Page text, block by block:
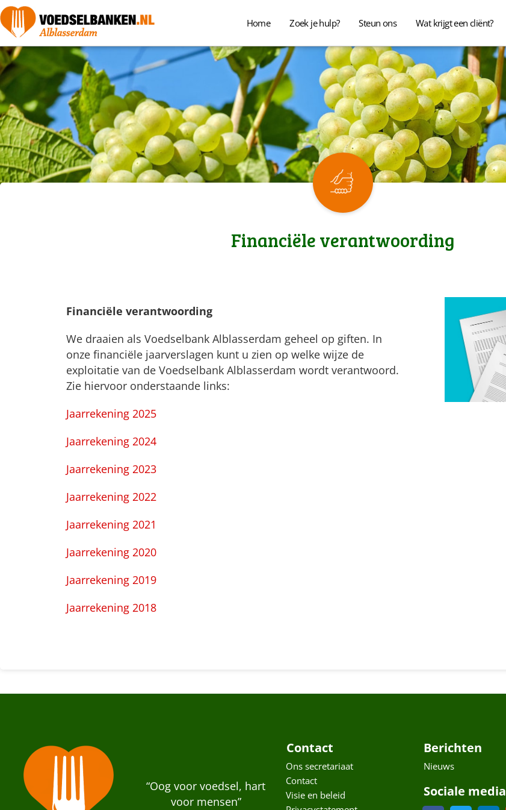
Home Zoek je hulp? Steun ons Wat krijgt een cliënt?
Financiële verantwoording
Financiële verantwoording
We draaien als Voedselbank Alblasserdam geheel op giften. In
onze financiële jaarverslagen kunt u zien op welke wijze de
exploitatie van de Voedselbank Alblasserdam wordt verantwoord.
Zie hiervoor onderstaande links:
Jaarrekening 2025
Jaarrekening 2024
Jaarrekening 2023
Jaarrekening 2022
Jaarrekening 2021
Jaarrekening 2020
Jaarrekening 2019
Jaarrekening 2018
“Oog voor voedsel, hart
voor mensen”
Contact
Ons secretariaat
Contact
Visie en beleid
Berichten
Nieuws
Sociale media